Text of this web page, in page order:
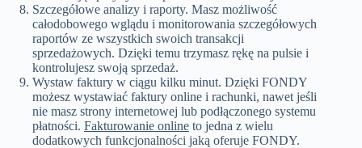
Szczegółowe analizy i raporty. Masz możliwość
całodobowego wglądu i monitorowania szczegółowych
raportów ze wszystkich swoich transakcji
sprzedażowych. Dzięki temu trzymasz rękę na pulsie i
kontrolujesz swoją sprzedaż.
Wystaw faktury w ciągu kilku minut. Dzięki FONDY
możesz wystawiać faktury online i rachunki, nawet jeśli
nie masz strony internetowej lub podłączonego systemu
płatności. Fakturowanie online to jedna z wielu
dodatkowych funkcjonalności jaką oferuje FONDY.